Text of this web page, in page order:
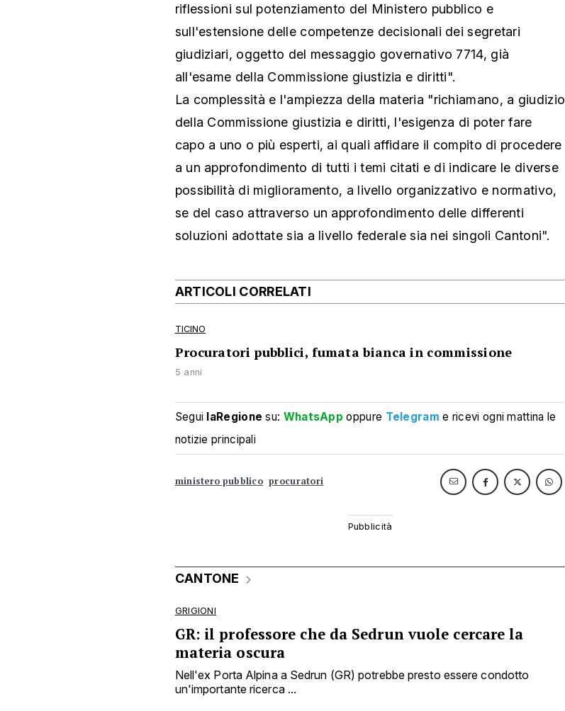
riflessioni sul potenziamento del Ministero pubblico e
sull'estensione delle competenze decisionali dei segretari
giudiziari, oggetto del messaggio governativo 7714, già
all'esame della Commissione giustizia e diritti".
La complessità e l'ampiezza della materia "richiamano, a giudizio
della Commissione giustizia e diritti, l'esigenza di poter fare
capo a uno o più esperti, ai quali affidare il compito di procedere
a un approfondimento di tutti i temi citati e di indicare le diverse
possibilità di miglioramento, a livello organizzativo e normativo,
se del caso attraverso un approfondimento delle differenti
soluzioni adottate sia a livello federale sia nei singoli Cantoni".
ARTICOLI CORRELATI
TICINO
Procuratori pubblici, fumata bianca in commissione
5 anni
Segui laRegione su: WhatsApp oppure Telegram e ricevi ogni mattina le
notizie principali
ministero pubblico procuratori
CANTONE
GRIGIONI
GR: il professore che da Sedrun vuole cercare la
materia oscura
Nell'ex Porta Alpina a Sedrun (GR) potrebbe presto essere condotto
un'importante ricerca ...